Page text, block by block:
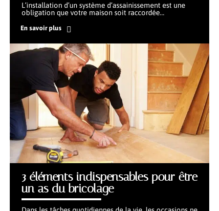
L’installation d’un système d’assainissement est une
obligation que votre maison soit raccordée…
En savoir plus
3 éléments indispensables pour être
un as du bricolage